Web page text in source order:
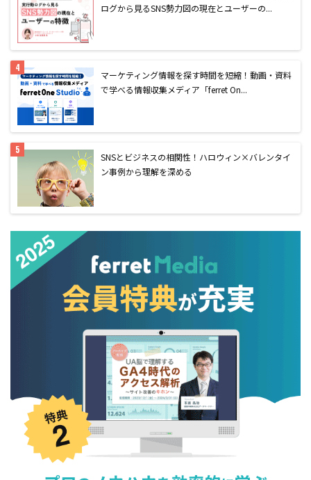
ログから見るSNS勢力図の現在とユーザーの...
マーケティング情報を探す時間を短縮！動画・資料
で学べる情報収集メディア「ferret On...
SNSとビジネスの相関性！ハロウィン×バレンタイ
ン事例から理解を深める